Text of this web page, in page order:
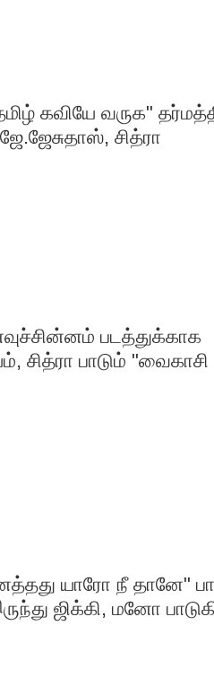
கவியே வருக"
சித்ரா
படத்துக்காக
சித்ரா பாடும்
யாரோ நீ தானே"
ஜிக்கி, மனோ